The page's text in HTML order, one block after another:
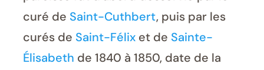
curé de Saint-Cuthbert, puis par les
curés de Saint-Félix et de Sainte-
Élisabeth de 1840 à 1850, date de la